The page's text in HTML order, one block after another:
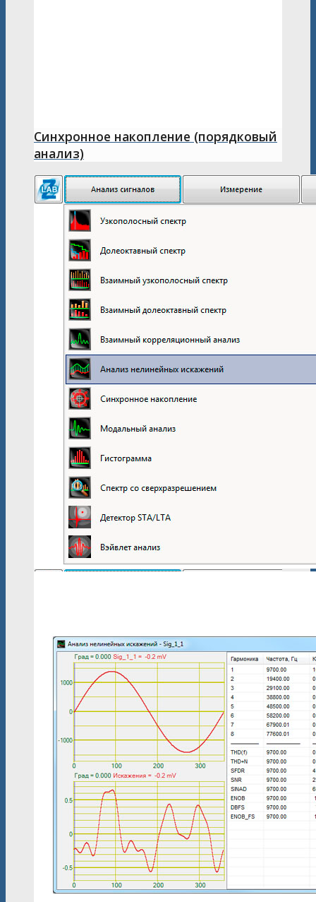
Синхронное накопление (порядковый
анализ)